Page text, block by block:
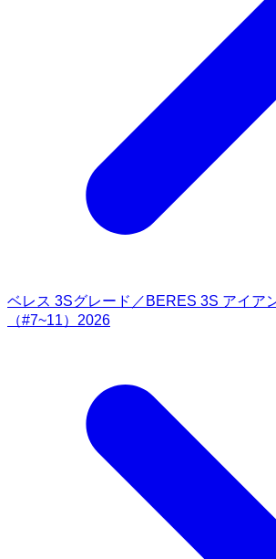
ベレス 3Sグレード／BERES 3S アイア
（#7~11）2026